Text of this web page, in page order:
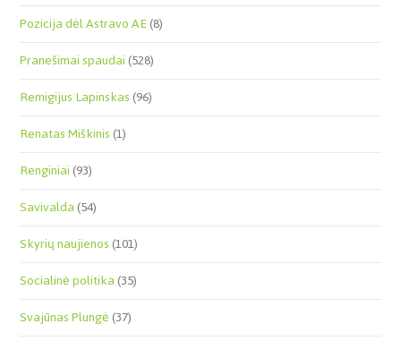
Pozicija dėl Astravo AE(8)
Pranešimai spaudai(528)
Remigijus Lapinskas(96)
Renatas Miškinis(1)
Renginiai(93)
Savivalda(54)
Skyrių naujienos(101)
Socialinė politika(35)
Svajūnas Plungė(37)